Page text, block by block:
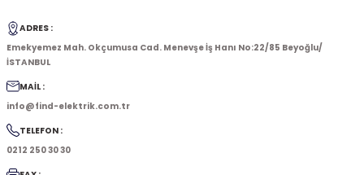
ADRES :
Emekyemez Mah. Okçumusa Cad. Menevşe İş Hanı No:22/85 Beyoğlu/
İSTANBUL
MAİL :
info@find-elektrik.com.tr
TELEFON :
0212 250 30 30